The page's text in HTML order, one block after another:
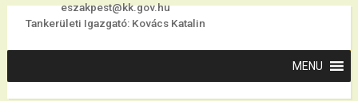
eszakpest@kk.gov.hu
Tankerületi Igazgató: Kovács Katalin